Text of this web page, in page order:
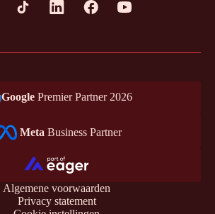
Google Premier Partner 2026
Meta Business Partner
Algemene voorwaarden
Privacy statement